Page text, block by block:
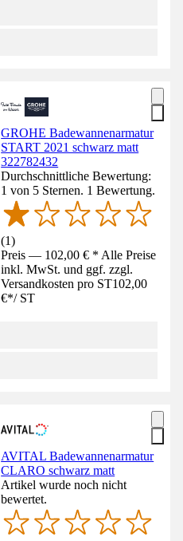
GROHE Badewannenarmatur
START 2021 schwarz matt
322782432
Durchschnittliche Bewertung:
1 von 5 Sternen. 1 Bewertung.
(1)
Preis — 102,00 € * Alle Preise
inkl. MwSt. und ggf. zzgl.
Versandkosten pro ST102,00
€*/ ST
AVITAL Badewannenarmatur
CLARO schwarz matt
Artikel wurde noch nicht
bewertet.